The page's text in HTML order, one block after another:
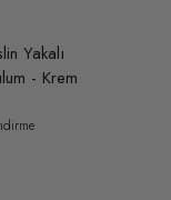
Yakalı
- Krem